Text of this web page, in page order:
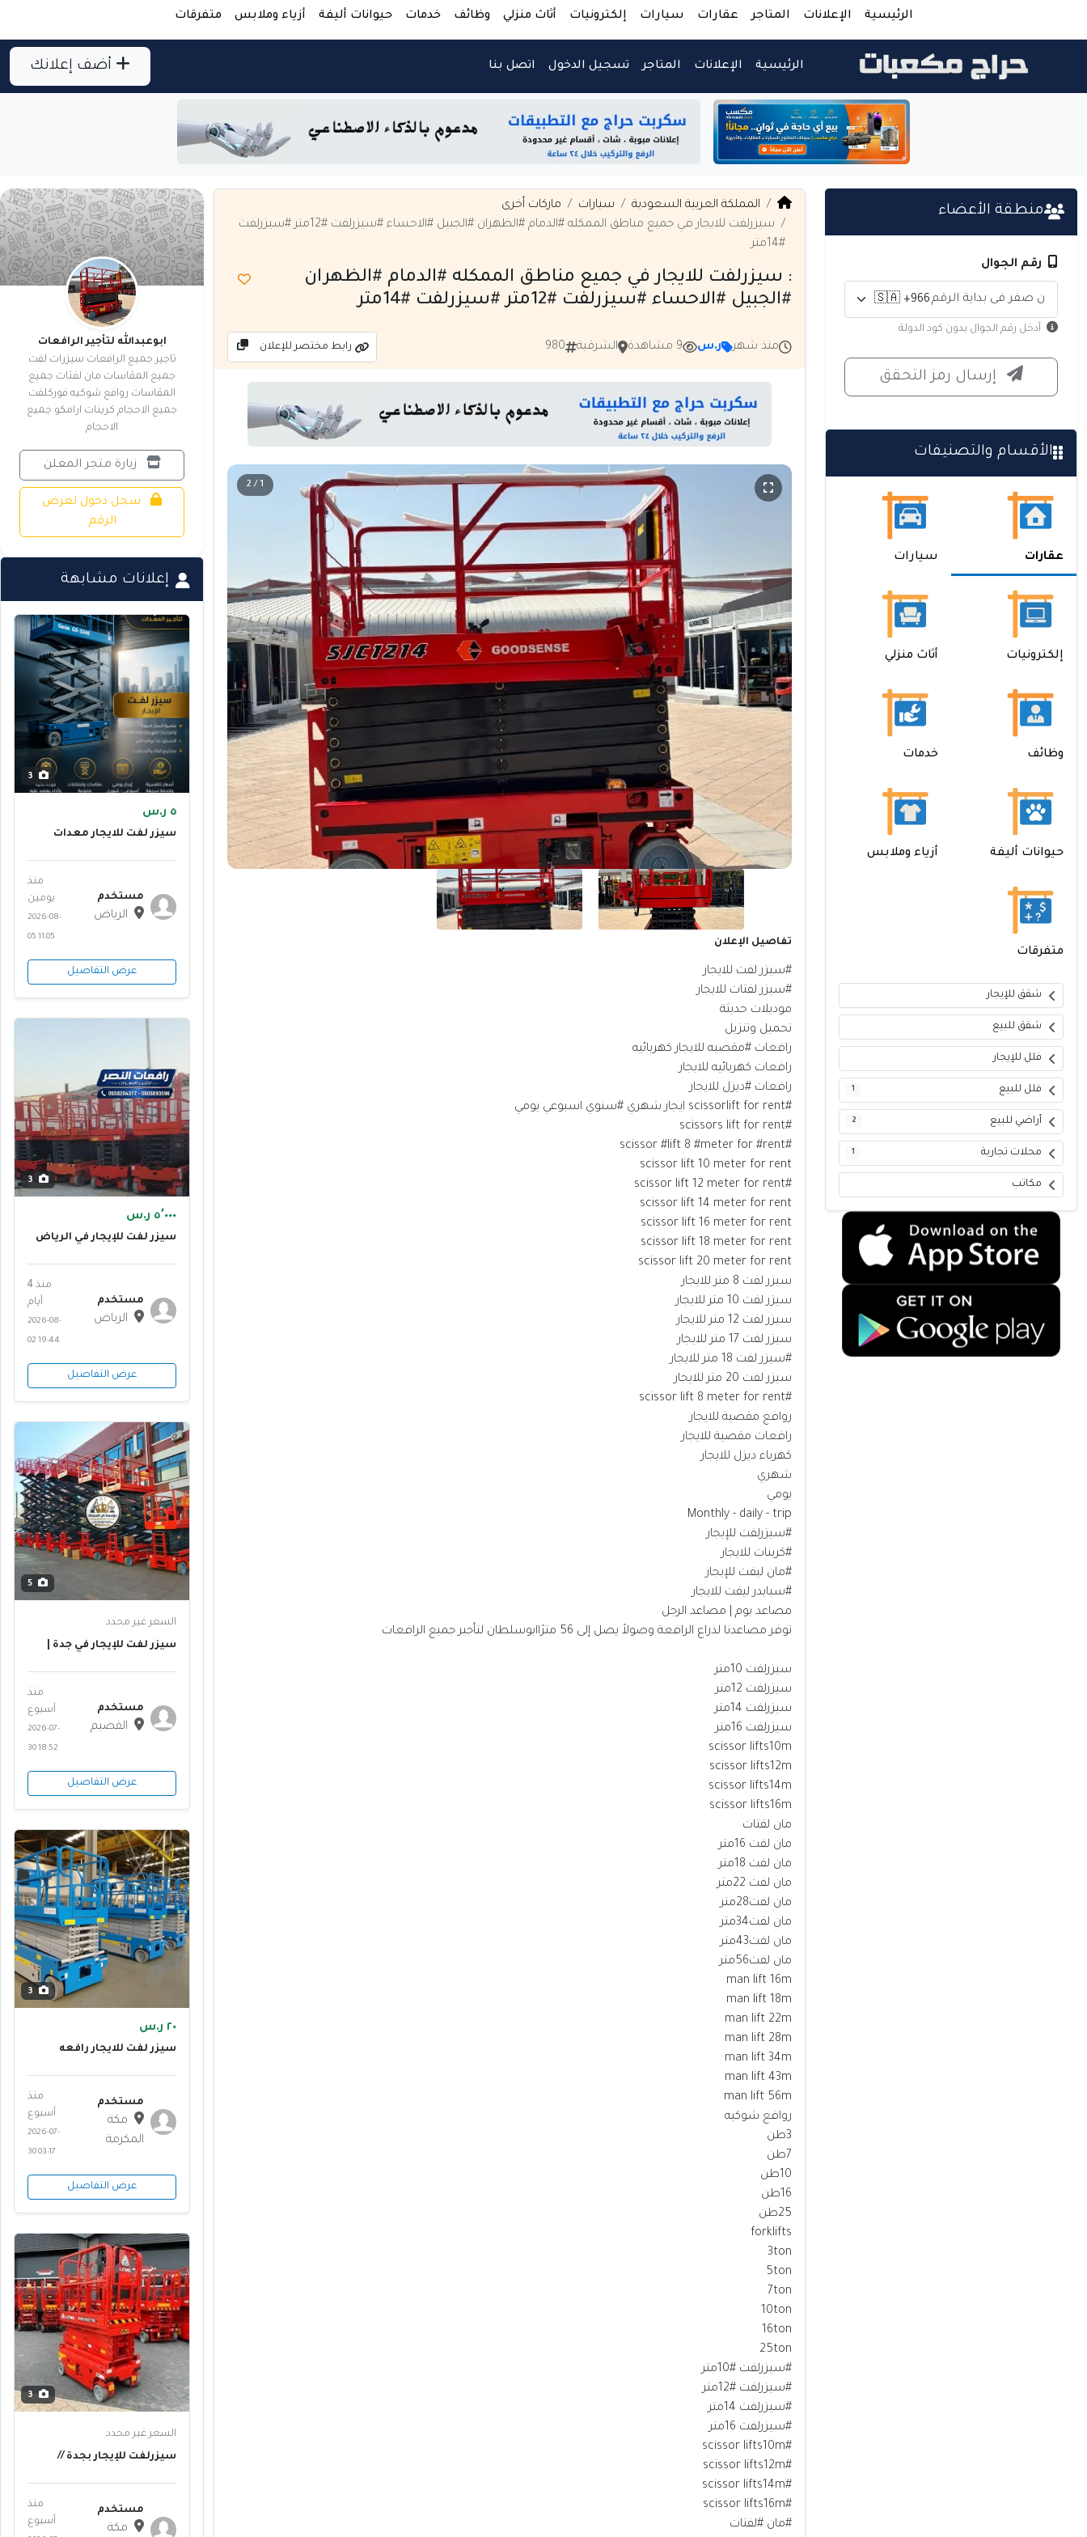
الرئيسية الإعلانات المتاجر عقارات سيارات إلكترونيات أثاث منزلي وظائف خدمات حيوانات أليفة أزياء وملابس متفرقات
الرئيسية الإعلانات المتاجر تسجيل الدخول اتصل بنا أضف إعلانك
منطقة الأعضاء
رقم الجوال
أدخل رقم الجوال بدون كود الدولة
إرسال رمز التحقق
الأقسام والتصنيفات
عقارات سيارات
إلكترونيات أثاث منزلي
وظائف خدمات
حيوانات أليفة أزياء وملابس
متفرقات
شقق للإيجار
شقق للبيع
فلل للإيجار
فلل للبيع 1
أراضي للبيع 2
محلات تجارية 1
مكاتب
المملكة العربية السعودية سيارات
ماركات أخرى
سيزرلفت للايجار في جميع مناطق الممكله #الدمام #الظهران #الجبيل #الاحساء #سيزرلفت #12متر #سيزرلفت
#14متر
: سيزرلفت للايجار في جميع مناطق الممكله #الدمام #الظهران
#الجبيل #الاحساء #سيزرلفت #12متر #سيزرلفت #14متر
منذ شهر ر.س 9 مشاهدة الشرقية 980 رابط مختصر للإعلان
1 / 2
تفاصيل الإعلان
#سيزر لفت للايجار
#سيزر لفتات للايجار
موديلات حديثة
تحميل وتنزيل
رافعات #مقصيه للايجار كهربائيه
رافعات كهربائيه للايجار
رافعات #ديزل للايجار
#scissorlift for rent ايجار شهري #سنوي اسبوعي يومي
#scissors lift for rent
#scissor #lift 8 #meter for #rent
scissor lift 10 meter for rent
#scissor lift 12 meter for rent
scissor lift 14 meter for rent
scissor lift 16 meter for rent
scissor lift 18 meter for rent
scissor lift 20 meter for rent
سيزر لفت 8 متر للايجار
سيزر لفت 10 متر للايجار
سيزر لفت 12 متر للايجار
سيزر لفت 17 متر للايجار
#سيزر لفت 18 متر للايجار
سيزر لفت 20 متر للايجار
#scissor lift 8 meter for rent
روافع مقصية للايجار
رافعات مقصية للايجار
كهرباء ديزل للايجار
شهري
يومي
Monthly - daily - trip
#سيزرلفت للإيجار
#كرينات للايجار
#مان ليفت للإيجار
#سبايدر ليفت للايجار
مصاعد بوم | مصاعد الرجل
توفر مصاعدنا لذراع الرافعة وصولاً يصل إلى 56 مترًاابوسلطان لتأجير جميع الرافعات
سيزرلفت 10متر
سيزرلفت 12متر
سيزرلفت 14متر
سيزرلفت 16متر
scissor lifts10m
scissor lifts12m
scissor lifts14m
scissor lifts16m
مان لفتات
مان لفت 16متر
مان لفت 18متر
مان لفت 22متر
مان لفت28متر
مان لفت34متر
مان لفت43متر
مان لفت56متر
man lift 16m
man lift 18m
man lift 22m
man lift 28m
man lift 34m
man lift 43m
man lift 56m
روافع شوكيه
3طن
7طن
10طن
16طن
25طن
forklifts
3ton
5ton
7ton
10ton
16ton
25ton
#سيزرلفت #10متر
#سيزرلفت #12متر
#سيزرلفت 14متر
#سيزرلفت 16متر
#scissor lifts10m
#scissor lifts12m
#scissor lifts14m
#scissor lifts16m
#مان #لفتات
ابوعبدالله لتأجير الرافعات
تاجير جميع الرافعات سيزرات لفت
جميع المقاسات مان لفتات جميع
المقاسات روافع شوكيه فوركلفت
جميع الاحجام كرينات ارامكو جميع
الاحجام
زيارة متجر المعلن
سجل دخول لعرض
الرقم
إعلانات مشابهة
٥ ر.س
سيزر لفت للايجار معدات
مستخدم
الرياض
منذ
يومين
2026-08-
05 11:05
عرض التفاصيل
٥٬٠٠٠ ر.س
سيزر لفت للإيجار في الرياض
متر 22 متر — تأجير منصات رفع
الرياض، شرق الرياض، غرب
الرياض
مستخدم
الرياض
منذ 4
أيام
2026-08-
02 19:44
عرض التفاصيل
5
السعر غير محدد
سيزر لفت للإيجار في جدة |
مقصية 8م 10م 12م 14م 16م |
مستخدم
القصيم
منذ
أسبوع
2026-07-
30 18:52
عرض التفاصيل
٢٠ ر.س
سيزر لفت للايجار رافعه
عمال للايجار منصات رفع
مستخدم
مكة
المكرمة
منذ
أسبوع
2026-07-
30 03:17
عرض التفاصيل
3
السعر غير محدد
سيزرلفت للإيجار بجدة //
للمستودعات والمولات 8م
مستخدم
مكة
منذ
أسبوع